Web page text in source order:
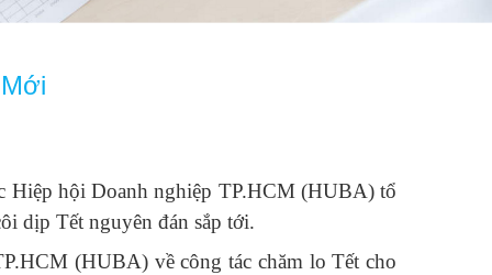
Hiệp hội Doanh nghiệp TP.HCM (HUBA) tổ
dịp Tết nguyên đán sắp tới.
(HUBA) về công tác chăm lo Tết cho